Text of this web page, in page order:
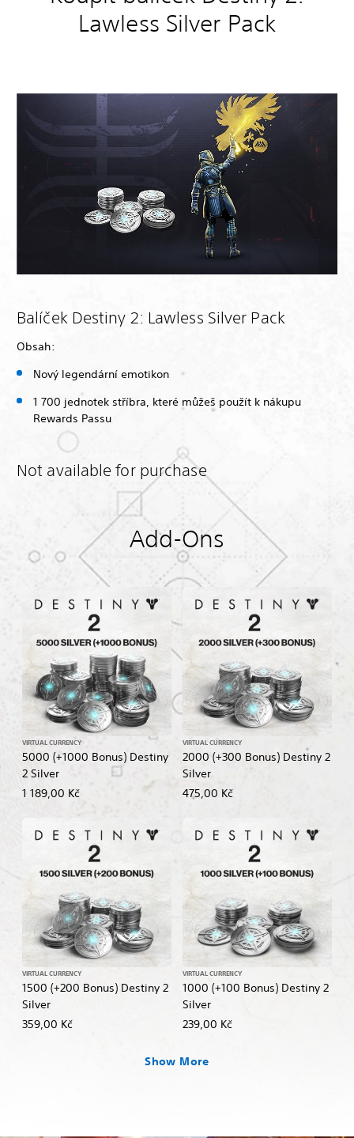
Lawless Silver Pack
Balíček Destiny 2: Lawless Silver Pack
Obsah:
Nový legendární emotikon
1 700 jednotek stříbra, které můžeš použít k nákupu
Rewards Passu
Not available for purchase
Add-Ons
5000 (+1000 Bonus) Destiny
2 Silver
VIRTUAL CURRENCY
1 189,00 Kč
2000 (+300 Bonus) Destiny 2
Silver
VIRTUAL CURRENCY
475,00 Kč
1500 (+200 Bonus) Destiny 2
Silver
VIRTUAL CURRENCY
359,00 Kč
1000 (+100 Bonus) Destiny 2
Silver
VIRTUAL CURRENCY
239,00 Kč
Show More